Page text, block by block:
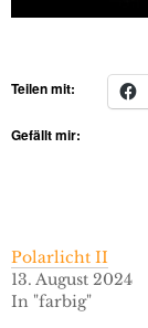
Teilen mit:
Gefällt mir:
Polarlicht II
13. August 2024
In "farbig"